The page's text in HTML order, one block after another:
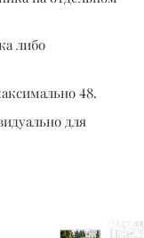
либо
48.
для